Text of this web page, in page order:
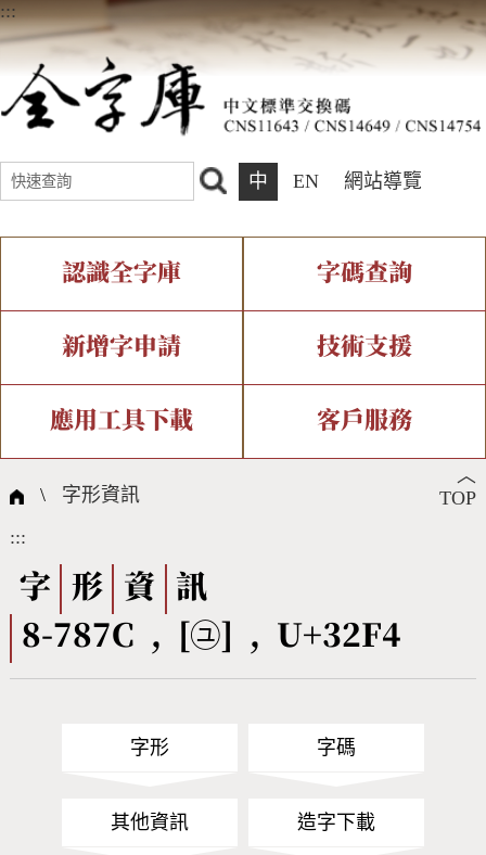
:::
中 EN 網站導覽
認識全字庫
全字庫介紹 全字庫現況
中文碼介紹 專有名詞介紹
國際字碼相關組織
字碼查詢
IDS查詢 部件查詢
複合查詢 注音查詢
筆畫查詢
筆順序查詢
CNS查詢 Unicode查詢
新增字申請
新字申請處理流程
技術支援
字形即時顯示 造字解決方案
全字庫授權 轉碼Web Service
應用工具下載
個人電腦造字處理工具
字形下載
客戶服務
問題集
熱門查詢統計
︿
TOP
\ 字形資訊
:::
字 形 資
訊
8-787C , [㋴] , U+32F4
字形 字碼
其他資訊 造字下載